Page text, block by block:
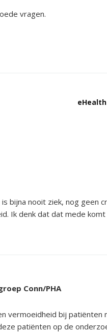
vragen.
bijna nooit ziek, nog geen
Ik denk dat dat mede
Conn/PHA
vermoeidheid bij patiënten
patiënten op de